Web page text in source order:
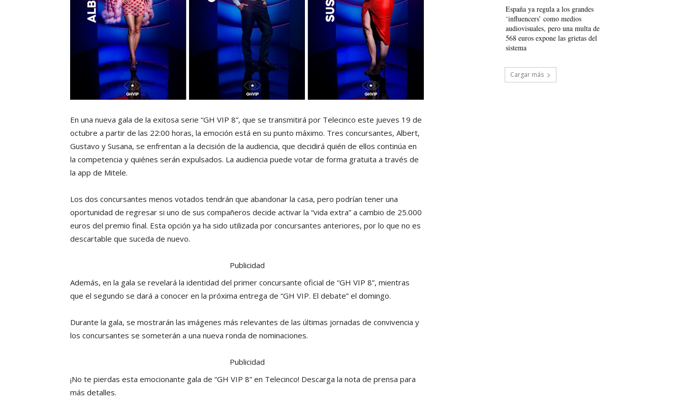
En una nueva gala de la exitosa serie “GH VIP 8”, que se transmitirá por Telecinco este jueves 19 de
octubre a partir de las 22:00 horas, la emoción está en su punto máximo. Tres concursantes, Albert,
Gustavo y Susana, se enfrentan a la decisión de la audiencia, que decidirá quién de ellos continúa en
la competencia y quiénes serán expulsados. La audiencia puede votar de forma gratuita a través de
la app de Mitele.
Los dos concursantes menos votados tendrán que abandonar la casa, pero podrían tener una
oportunidad de regresar si uno de sus compañeros decide activar la “vida extra” a cambio de 25.000
euros del premio final. Esta opción ya ha sido utilizada por concursantes anteriores, por lo que no es
descartable que suceda de nuevo.
Publicidad
Además, en la gala se revelará la identidad del primer concursante oficial de “GH VIP 8”, mientras
que el segundo se dará a conocer en la próxima entrega de “GH VIP. El debate” el domingo.
Durante la gala, se mostrarán las imágenes más relevantes de las últimas jornadas de convivencia y
los concursantes se someterán a una nueva ronda de nominaciones.
Publicidad
¡No te pierdas esta emocionante gala de “GH VIP 8” en Telecinco! Descarga la nota de prensa para
más detalles.
España ya regula a los grandes
‘influencers’ como medios
audiovisuales, pero una multa de
568 euros expone las grietas del
sistema
Cargar más